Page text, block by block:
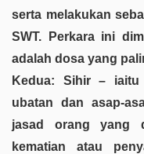
serta melakukan
SWT. Perkara ini
adalah dosa yang
Kedua: Sihir – iaitu
ubatan dan asap-
jasad orang yang
kematian atau